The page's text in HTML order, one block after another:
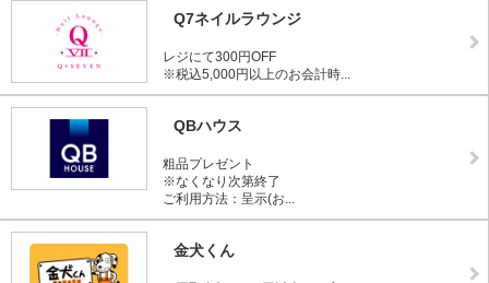
Q7ネイルラウンジ
レジにて300円OFF
※税込5,000円以上のお会計時...
QBハウス
粗品プレゼント
※なくなり次第終了
ご利用方法：呈示(お...
金犬くん